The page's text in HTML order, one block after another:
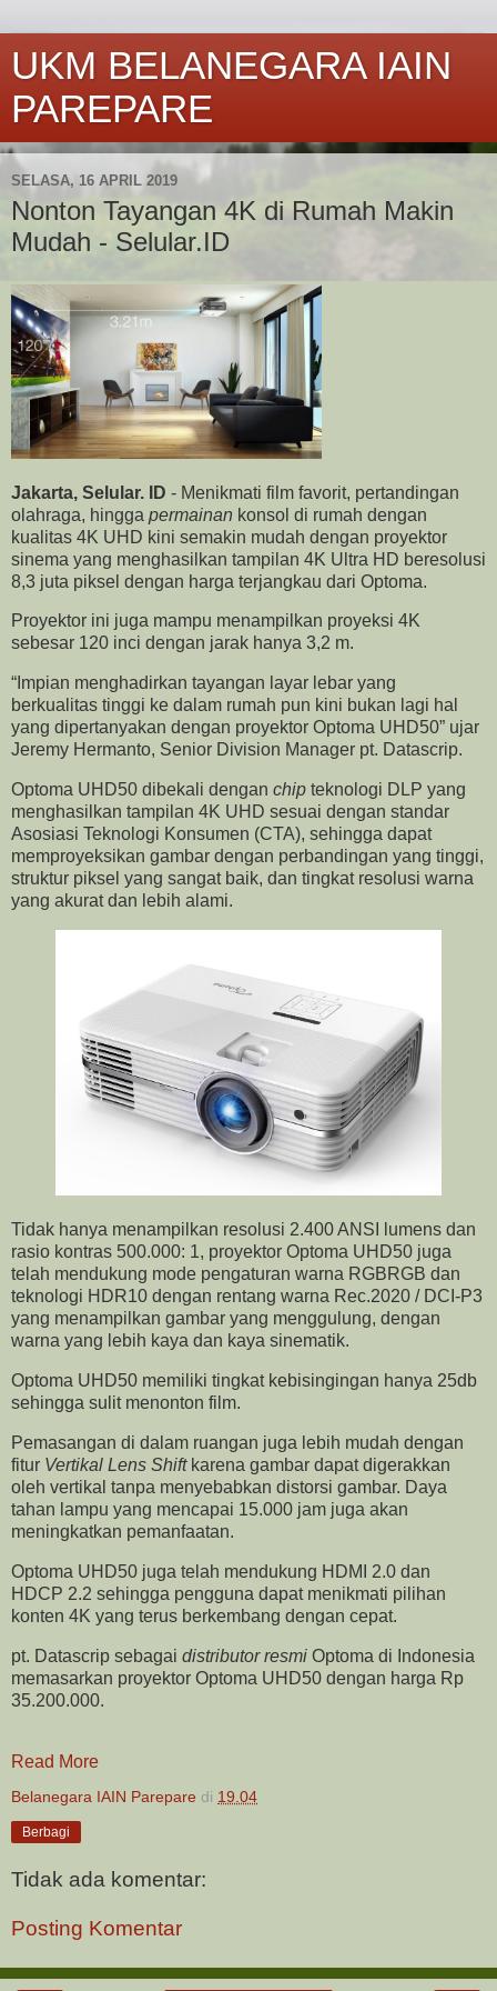
UKM BELANEGARA IAIN
PAREPARE
SELASA, 16 APRIL 2019
Nonton Tayangan 4K di Rumah Makin
Mudah - Selular.ID
Jakarta, Selular. ID - Menikmati film favorit, pertandingan
olahraga, hingga permainan konsol di rumah dengan
kualitas 4K UHD kini semakin mudah dengan proyektor
sinema yang menghasilkan tampilan 4K Ultra HD beresolusi
8,3 juta piksel dengan harga terjangkau dari Optoma.
Proyektor ini juga mampu menampilkan proyeksi 4K
sebesar 120 inci dengan jarak hanya 3,2 m.
“Impian menghadirkan tayangan layar lebar yang
berkualitas tinggi ke dalam rumah pun kini bukan lagi hal
yang dipertanyakan dengan proyektor Optoma UHD50” ujar
Jeremy Hermanto, Senior Division Manager pt. Datascrip.
Optoma UHD50 dibekali dengan chip teknologi DLP yang
menghasilkan tampilan 4K UHD sesuai dengan standar
Asosiasi Teknologi Konsumen (CTA), sehingga dapat
memproyeksikan gambar dengan perbandingan yang tinggi,
struktur piksel yang sangat baik, dan tingkat resolusi warna
yang akurat dan lebih alami.
Tidak hanya menampilkan resolusi 2.400 ANSI lumens dan
rasio kontras 500.000: 1, proyektor Optoma UHD50 juga
telah mendukung mode pengaturan warna RGBRGB dan
teknologi HDR10 dengan rentang warna Rec.2020 / DCI-P3
yang menampilkan gambar yang menggulung, dengan
warna yang lebih kaya dan kaya sinematik.
Optoma UHD50 memiliki tingkat kebisingingan hanya 25db
sehingga sulit menonton film.
Pemasangan di dalam ruangan juga lebih mudah dengan
fitur Vertikal Lens Shiftkarena gambar dapat digerakkan
oleh vertikal tanpa menyebabkan distorsi gambar. Daya
tahan lampu yang mencapai 15.000 jam juga akan
meningkatkan pemanfaatan.
Optoma UHD50 juga telah mendukung HDMI 2.0 dan
HDCP 2.2 sehingga pengguna dapat menikmati pilihan
konten 4K yang terus berkembang dengan cepat.
pt. Datascrip sebagai distributor resmi Optoma di Indonesia
memasarkan proyektor Optoma UHD50 dengan harga Rp
35.200.000.
Read More
Belanegara IAIN Parepare di 19.04
Berbagi
Tidak ada komentar:
Posting Komentar